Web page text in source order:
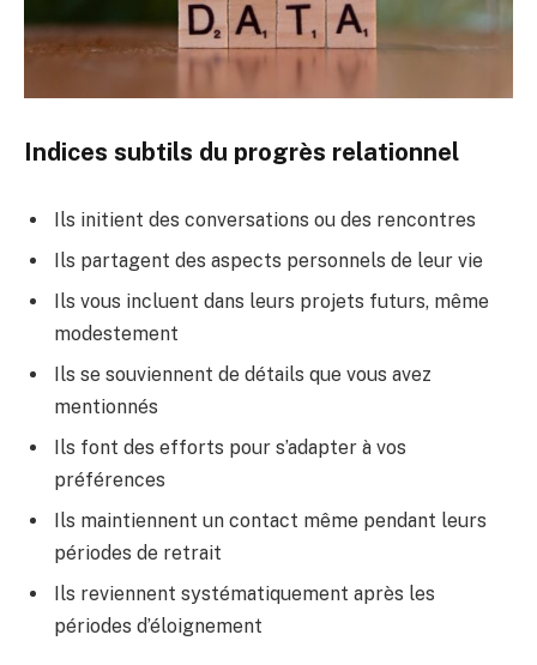
Indices subtils du progrès relationnel
Ils initient des conversations ou des rencontres
Ils partagent des aspects personnels de leur vie
Ils vous incluent dans leurs projets futurs, même
modestement
Ils se souviennent de détails que vous avez
mentionnés
Ils font des efforts pour s’adapter à vos
préférences
Ils maintiennent un contact même pendant leurs
périodes de retrait
Ils reviennent systématiquement après les
périodes d’éloignement